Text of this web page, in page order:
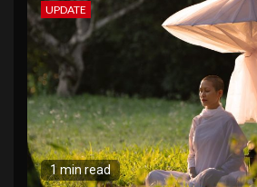
UPDATE
1 min read